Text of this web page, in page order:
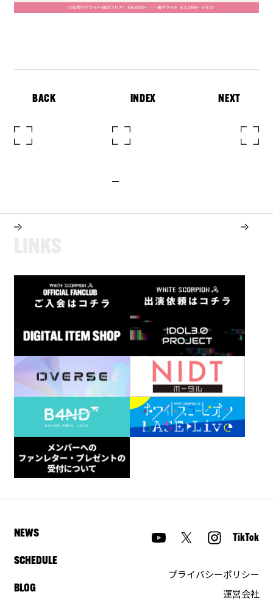
BACK INDEX NEXT
NEWS
SCHEDULE
BLOG
TikTok
プライバシーポリシー
運営会社